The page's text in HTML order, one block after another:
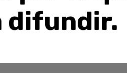
difundir.